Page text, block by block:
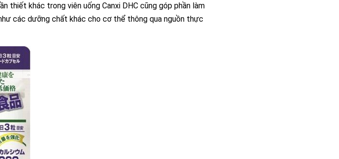
thiết khác trong viên uống Canxi DHC cũng góp phần làm
các dưỡng chất khác cho cơ thể thông qua nguồn thực